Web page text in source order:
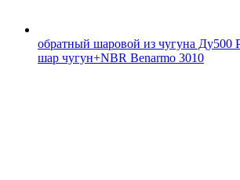
обратный шаровой из чугуна Ду500
шар чугун+NBR Benarmo 3010